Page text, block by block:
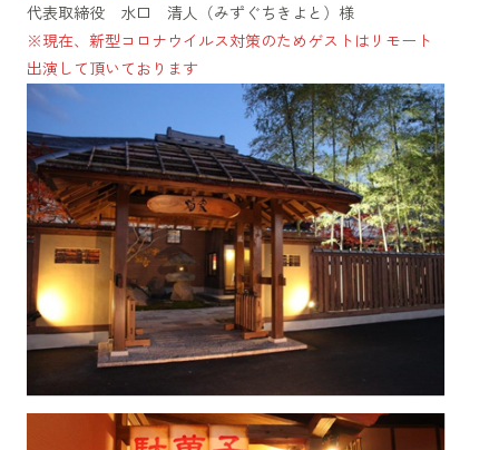
代表取締役 水口 清人（みずぐちきよと）様
※現在、新型コロナウイルス対策のためゲストはリモート
出演して頂いております